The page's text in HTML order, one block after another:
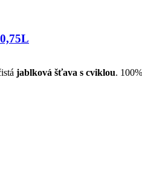
jablková šťava s cviklou.